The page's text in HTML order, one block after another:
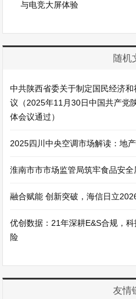
与电竞大屏体验
随机
中共陕西省委关于制定国民经济
议（2025年11月30日中国共产党
体会议通过）
2025四川中央空调市场解读：地
淮南市市市场监管局筑牢食品安
融合赋能 创新突破，海信日立
优创数据：21年深耕E&S合规，
险
友情